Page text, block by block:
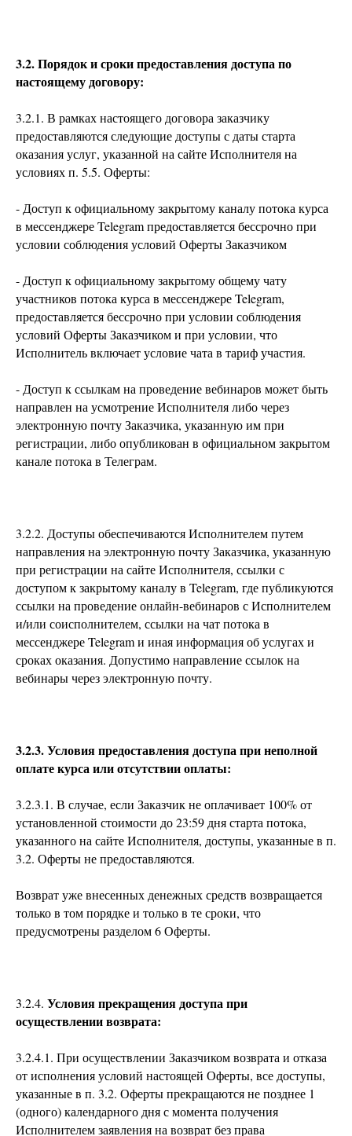
3.2. Порядок и сроки предоставления доступа по
настоящему договору:
3.2.1. В рамках настоящего договора заказчику
предоставляются следующие доступы с даты старта
оказания услуг, указанной на сайте Исполнителя на
условиях п. 5.5. Оферты:
- Доступ к официальному закрытому каналу потока курса
в мессенджере Telegram предоставляется бессрочно при
условии соблюдения условий Оферты Заказчиком
- Доступ к официальному закрытому общему чату
участников потока курса в мессенджере Telegram,
предоставляется бессрочно при условии соблюдения
условий Оферты Заказчиком и при условии, что
Исполнитель включает условие чата в тариф участия.
- Доступ к ссылкам на проведение вебинаров может быть
направлен на усмотрение Исполнителя либо через
электронную почту Заказчика, указанную им при
регистрации, либо опубликован в официальном закрытом
канале потока в Телеграм.
3.2.2. Доступы обеспечиваются Исполнителем путем
направления на электронную почту Заказчика, указанную
при регистрации на сайте Исполнителя, ссылки с
доступом к закрытому каналу в Telegram, где публикуются
ссылки на проведение онлайн-вебинаров с Исполнителем
и/или соисполнителем, ссылки на чат потока в
мессенджере Telegram и иная информация об услугах и
сроках оказания. Допустимо направление ссылок на
вебинары через электронную почту.
3.2.3. Условия предоставления доступа при неполной
оплате курса или отсутствии оплаты:
3.2.3.1. В случае, если Заказчик не оплачивает 100% от
установленной стоимости до 23:59 дня старта потока,
указанного на сайте Исполнителя, доступы, указанные в п.
3.2. Оферты не предоставляются.
Возврат уже внесенных денежных средств возвращается
только в том порядке и только в те сроки, что
предусмотрены разделом 6 Оферты.
3.2.4. Условия прекращения доступа при
осуществлении возврата:
3.2.4.1. При осуществлении Заказчиком возврата и отказа
от исполнения условий настоящей Оферты, все доступы,
указанные в п. 3.2. Оферты прекращаются не позднее 1
(одного) календарного дня с момента получения
Исполнителем заявления на возврат без права